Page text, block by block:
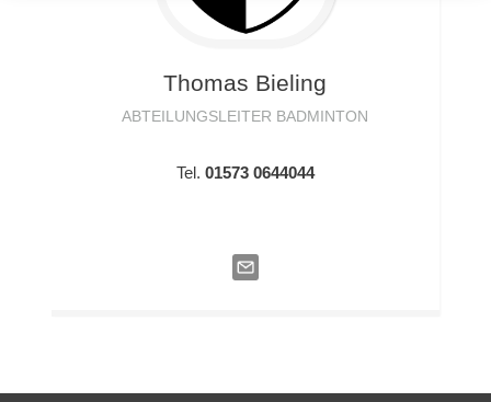
Thomas Bieling
ABTEILUNGSLEITER BADMINTON
Tel. 01573 0644044